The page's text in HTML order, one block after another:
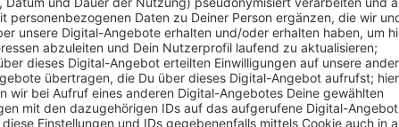
Comedy
Atzeventskalender: Türchen